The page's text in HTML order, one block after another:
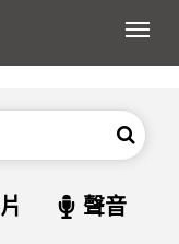
展
搜尋
聲音